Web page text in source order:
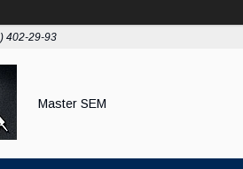
402-29-93
Master SEM